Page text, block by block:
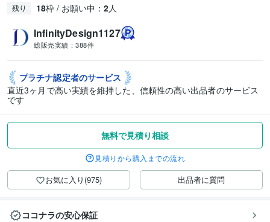
残り 18枠 / お願い中： 2人
InfinityDesign1127
総販売実績： 388件
プラチナ認定者のサービス
直近3ヶ月で高い実績を維持した、信頼性の高い出品者のサービス
です
無料で見積り相談
見積りから購入までの流れ
お気に入り(975) 出品者に質問
ココナラの安心保証